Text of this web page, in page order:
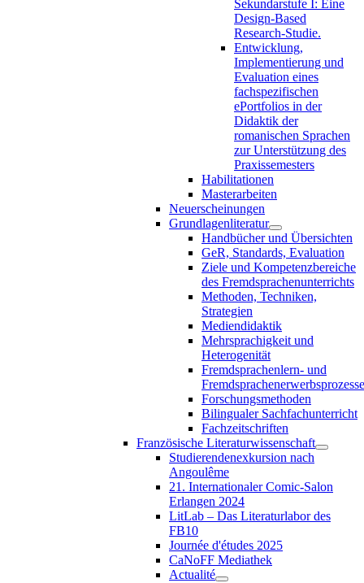
Sekundarstufe I: Eine
Design-Based
Research-Studie.
Entwicklung,
Implementierung und
Evaluation eines
fachspezifischen
ePortfolios in der
Didaktik der
romanischen Sprachen
zur Unterstützung des
Praxissemesters
Habilitationen
Masterarbeiten
Neuerscheinungen
Grundlagenliteratur
Handbücher und Übersichten
GeR, Standards, Evaluation
Ziele und Kompetenzbereiche
des Fremdsprachenunterrichts
Methoden, Techniken,
Strategien
Mediendidaktik
Mehrsprachigkeit und
Heterogenität
Fremdsprachenlern- und
Fremdsprachenerwerbsprozesse
Forschungsmethoden
Bilingualer Sachfachunterricht
Fachzeitschriften
Französische Literaturwissenschaft
Studierendenexkursion nach
Angoulême
21. Internationaler Comic-Salon
Erlangen 2024
LitLab – Das Literaturlabor des
FB10
Journée d'études 2025
CaNoFF Mediathek
Actualité